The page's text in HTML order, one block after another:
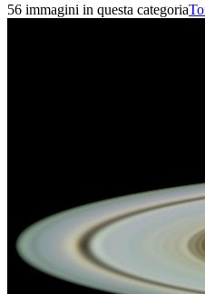
56 immagini in questa categoria